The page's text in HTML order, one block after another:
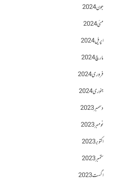
جون 2024
مئی 2024
اپریل 2024
مارچ 2024
فروری 2024
جنوری 2024
دسمبر 2023
نومبر 2023
اکتوبر 2023
ستمبر 2023
اگست 2023